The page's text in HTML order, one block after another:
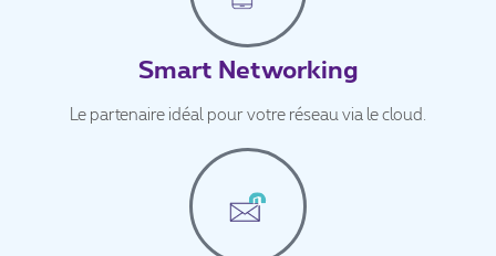
Smart Networking
Le partenaire idéal pour votre réseau via le cloud.